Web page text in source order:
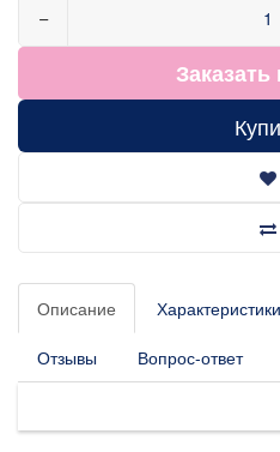
−
Заказать
Описание Характеристики
Отзывы Вопрос-ответ